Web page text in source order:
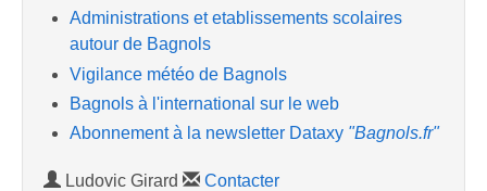
Administrations et etablissements scolaires
autour de Bagnols
Vigilance météo de Bagnols
Bagnols à l'international sur le web
Abonnement à la newsletter Dataxy "Bagnols.fr"
Ludovic Girard
Contacter